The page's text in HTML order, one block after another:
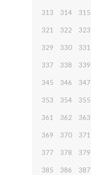
313 314 315
321 322 323
329 330 331
337 338 339
345 346 347
353 354 355
361 362 363
369 370 371
377 378 379
385 386 387